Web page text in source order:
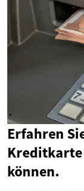
Erfahren
können.